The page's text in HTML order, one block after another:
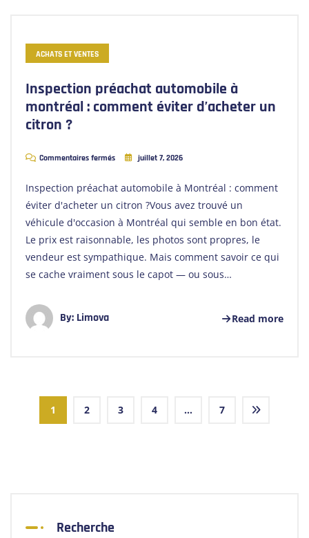
ACHATS ET VENTES
Inspection préachat automobile à
montréal : comment éviter d’acheter un
citron ?
Commentaires fermés juillet 7, 2026
Inspection préachat automobile à Montréal : comment
éviter d'acheter un citron ?Vous avez trouvé un
véhicule d'occasion à Montréal qui semble en bon état.
Le prix est raisonnable, les photos sont propres, le
vendeur est sympathique. Mais comment savoir ce qui
se cache vraiment sous le capot — ou sous…
By: Limova Read more
1 2 3 4 … 7
Recherche